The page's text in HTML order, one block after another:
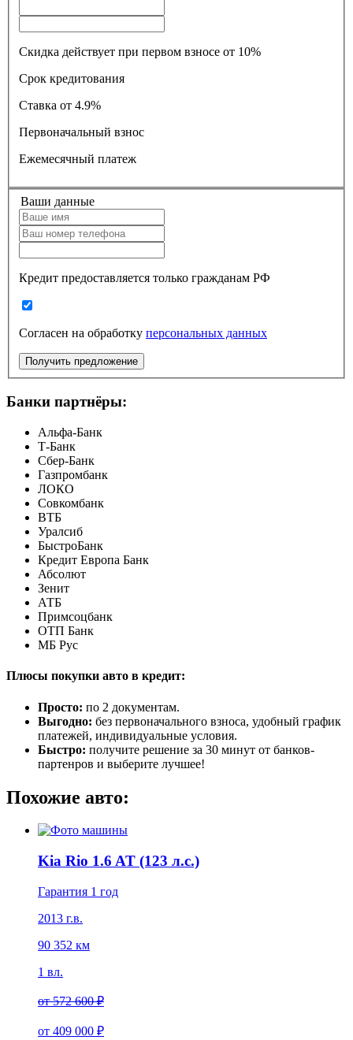
Скидка действует при первом взносе от 10%
Срок кредитования
Ставка
от 4.9%
Первоначальный взнос
Ежемесячный платеж
Ваши данные
Кредит предоставляется только гражданам РФ
Согласен на обработку персональных данных
Получить предложение
Банки партнёры:
Альфа-Банк
Т-Банк
Сбер-Банк
Газпромбанк
ЛОКО
Совкомбанк
ВТБ
Уралсиб
БыстроБанк
Кредит Европа Банк
Абсолют
Зенит
АТБ
Примсоцбанк
ОТП Банк
МБ Рус
Плюсы покупки авто в кредит:
Просто: по 2 документам.
Выгодно: без первоначального взноса, удобный график
платежей, индивидуальные условия.
Быстро: получите решение за 30 минут от банков-
партенров и выберите лучшее!
Похожие авто:
Kia Rio 1.6 AT (123 л.с.)
Гарантия 1 год
2013 г.в.
90 352 км
1 вл.
от572 600 ₽
от 409 000 ₽